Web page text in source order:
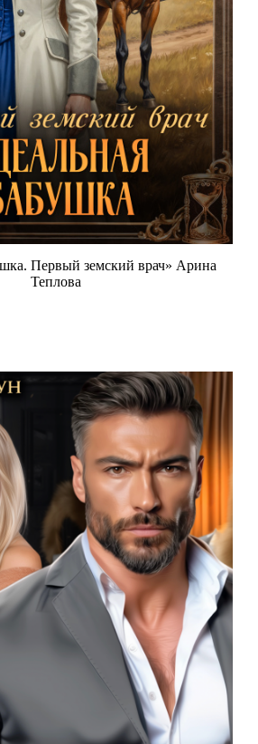
Первый земский врач» Арина
Теплова